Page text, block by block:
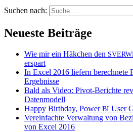
Suchen nach:
Neueste Beiträge
Wie mir ein Häkchen den
erspart
In Excel 2016 liefern berechnete
Ergebnisse
Bald als Video: Pivot-Berichte
Datenmodell
Happy Birthday, PowerBI User
Vereinfachte Verwaltung von
von Excel 2016